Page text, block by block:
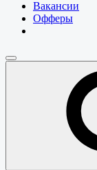
Вакансии
Офферы